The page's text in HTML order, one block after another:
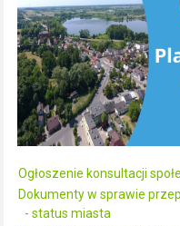
Ogłoszenie konsultacji
Dokumenty w sprawie
- status miasta